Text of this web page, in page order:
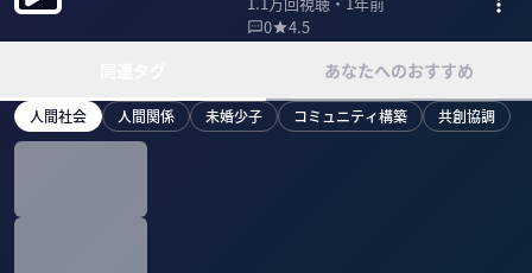
0
4.5
あなたへのおすすめ
人間社会 人間関係 未婚少子 コミュニティ構築 共創協調